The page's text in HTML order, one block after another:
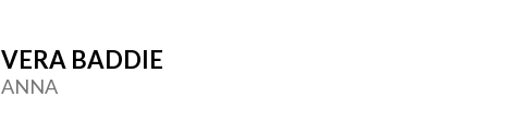
VERA BADDIE
ANNA